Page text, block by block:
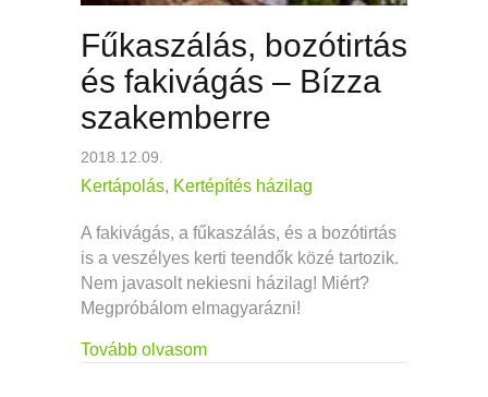
Fűkaszálás, bozótirtás
és fakivágás – Bízza
szakemberre
2018.12.09.
Kertápolás, Kertépítés házilag
A fakivágás, a fűkaszálás, és a bozótirtás
is a veszélyes kerti teendők közé tartozik.
Nem javasolt nekiesni házilag! Miért?
Megpróbálom elmagyarázni!
Tovább olvasomabout Fűkaszálás, bozótirtás és